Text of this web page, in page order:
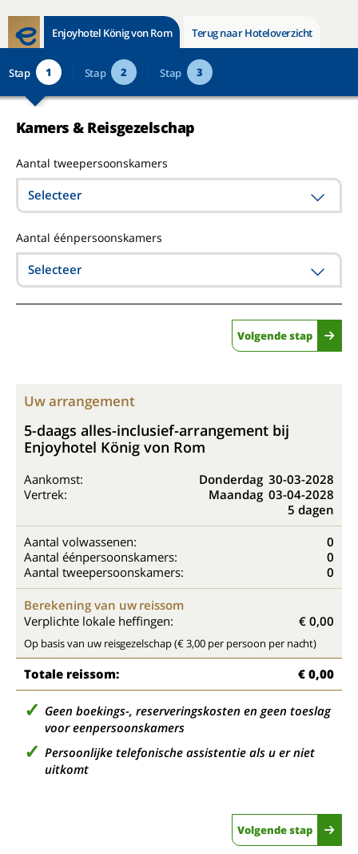
Enjoyhotel König von Rom Terug naar Hoteloverzicht
Stap 1 Stap 2 Stap 3
Kamers & Reisgezelschap
Aantal tweepersoonskamers
Selecteer
Aantal éénpersoonskamers
Selecteer
Volgende stap
Uw arrangement
5-daags alles-inclusief-arrangement bij
Enjoyhotel König von Rom
Aankomst: Donderdag 30-03-2028
Vertrek:
Maandag 03-04-2028
5 dagen
Aantal volwassenen:
0
Aantal éénpersoonskamers:
0
Aantal tweepersoonskamers:
0
Berekening van uw reissom
Verplichte lokale heffingen:
€ 0,00
Op basis van uw reisgezelschap (€ 3,00 per persoon per nacht)
Totale reissom: € 0,00
Geen boekings-, reserveringskosten en geen toeslag
voor eenpersoonskamers
Persoonlijke telefonische assistentie als u er niet
uitkomt
Volgende stap